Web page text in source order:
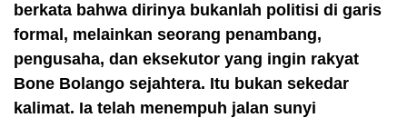
berkata bahwa dirinya bukanlah politisi di garis
formal, melainkan seorang penambang,
pengusaha, dan eksekutor yang ingin rakyat
Bone Bolango sejahtera. Itu bukan sekedar
kalimat. Ia telah menempuh jalan sunyi